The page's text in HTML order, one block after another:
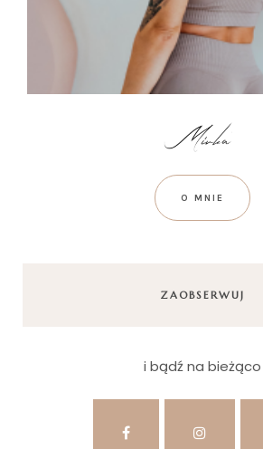
O MNIE
ZAOBSERWUJ
i bądź na bieżąco